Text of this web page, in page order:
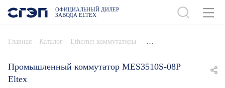
ОФИЦИАЛЬНЫЙ ДИЛЕР
ЗАВОДА ELTEX
Главная - Каталог - Ethernet коммутаторы -
Промышленный коммутатор MES3510S-08P
Eltex